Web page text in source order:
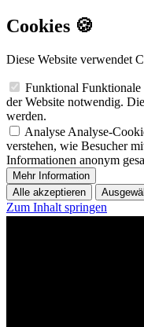
Cookies 🍪
Diese Website verwendet
Funktional
der Website notwendig.
werden.
Analyse Analyse-
verstehen, wie Besucher
Informationen anonym
Mehr Information
Alle akzeptieren
Zum Inhalt springen